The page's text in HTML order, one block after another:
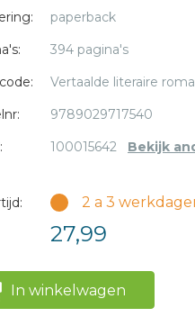
paperback
394 pagina's
Vertaalde literaire
9789029717540
100015642 Bekijk
2 a 3
27,99
In winkelwagen